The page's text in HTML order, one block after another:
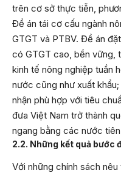
trên cơ sở thực tiễn,
Đề án tái cơ cấu ngành
GTGT và PTBV. Đề án
có GTGT cao, bền vững,
kinh tế nông nghiệp tuần
nước cũng như xuất
nhận phù hợp với tiêu
đưa Việt Nam trở thành
ngang bằng các nước
2.2. Những kết quả bước
Với những chính sách